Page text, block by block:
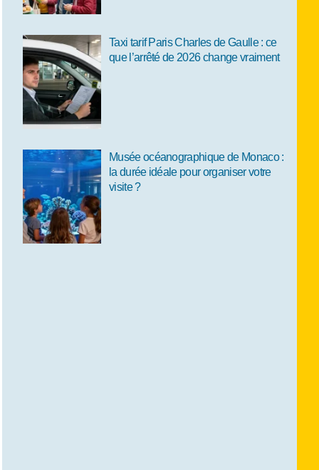
Taxi tarif Paris Charles de Gaulle : ce
que l’arrêté de 2026 change vraiment
Musée océanographique de Monaco :
la durée idéale pour organiser votre
visite ?